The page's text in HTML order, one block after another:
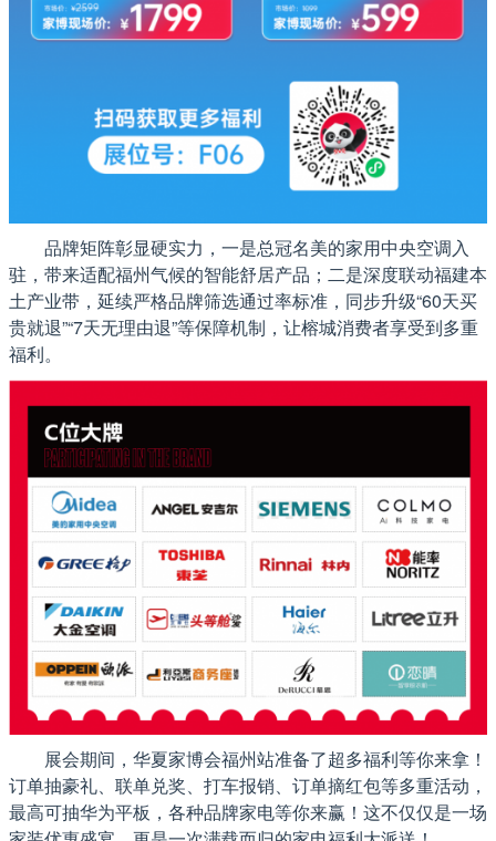
品牌矩阵彰显硬实力，一是总冠名美的家用中央空调入
驻，带来适配福州气候的智能舒居产品；二是深度联动福建本
土产业带，延续严格品牌筛选通过率标准，同步升级“60天买
贵就退”“7天无理由退”等保障机制，让榕城消费者享受到多重
福利。
展会期间，华夏家博会福州站准备了超多福利等你来拿！
订单抽豪礼、联单兑奖、打车报销、订单摘红包等多重活动，
最高可抽华为平板，各种品牌家电等你来赢！这不仅仅是一场